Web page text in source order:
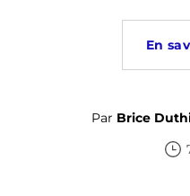
En
Par Brice